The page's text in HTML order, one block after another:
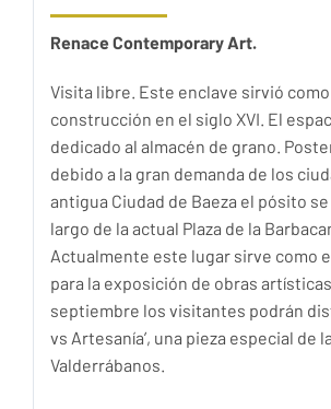
Renace Contemporary Art.
Visita libre. Este enclave sirvió
construcción en el siglo XVI. El
dedicado al almacén de grano.
debido a la gran demanda de los
antigua Ciudad de Baeza el pósito
largo de la actual Plaza de la
Actualmente este lugar sirve como
para la exposición de obras
septiembre los visitantes podrán
vs Artesanía’, una pieza especial de
Valderrábanos.